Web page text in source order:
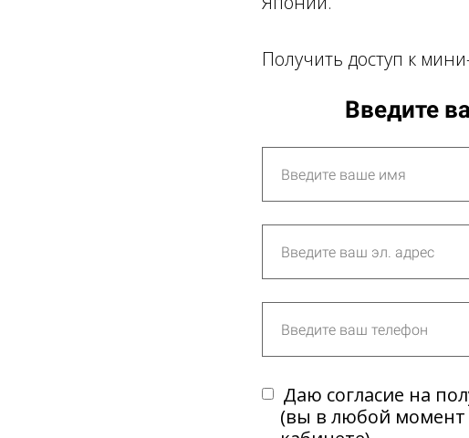
Получить доступ к
Введите
Даю согласие на
(вы в любой момент